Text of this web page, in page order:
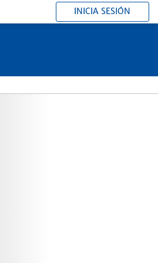
INICIA SESIÓN